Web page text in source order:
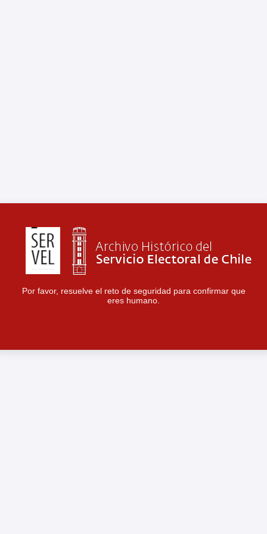
Por favor, resuelve el reto de seguridad para confirmar que
eres humano.